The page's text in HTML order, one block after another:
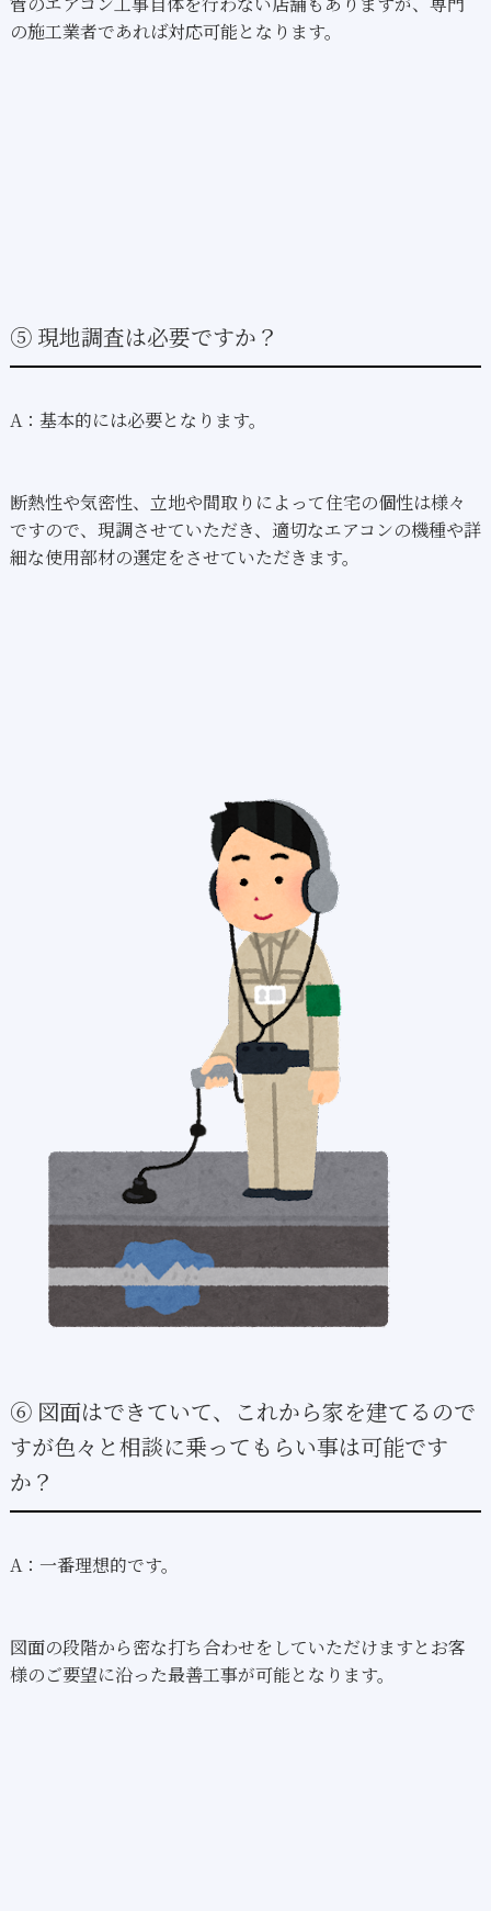
の施工業者であれば対応可能となります。
⑤ 現地調査は必要ですか？
A：基本的には必要となります。
断熱性や気密性、立地や間取りによって住宅の個性は様々
ですので、現調させていただき、適切なエアコンの機種や詳
細な使用部材の選定をさせていただきます。
⑥ 図面はできていて、これから家を建てるので
すが色々と相談に乗ってもらい事は可能です
か？
A：一番理想的です。
図面の段階から密な打ち合わせをしていただけますとお客
様のご要望に沿った最善工事が可能となります。